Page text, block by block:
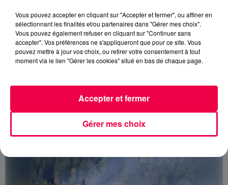
PRÉVIFEUX : "il faut avoir une culture du risque"
dans les Vosges
Vous pouvez accepter en cliquant sur "Accepter et fermer", ou affiner en
sélectionnant les finalités et/ou partenaires dans "Gérer mes choix".
Vous pouvez également refuser en cliquant sur "Continuer sans
accepter". Vos préférences ne s'appliqueront que pour ce site. Vous
pouvez mettre à jour vos choix, ou retirer votre consentement à tout
moment via le lien "Gérer les cookies" situé en bas de chaque page.
Gérer mes choix
Accepter et fermer